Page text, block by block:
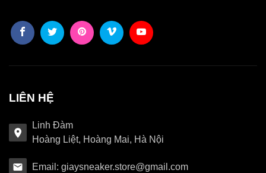
LIÊN HỆ
Linh Đàm
Hoàng Liệt, Hoàng Mai, Hà Nội
Email: giaysneaker.store@gmail.com